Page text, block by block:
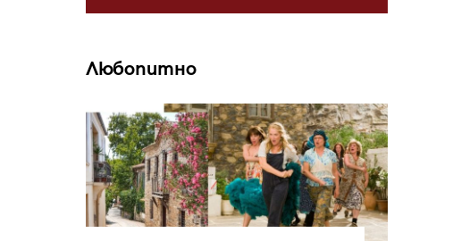
Любопитно